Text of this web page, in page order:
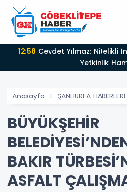
12:58
Yetkinlik
Anasayfa ŞANLIURFA HABERLERİ
BÜYÜKŞEHİR
BAKIR
ASFALT